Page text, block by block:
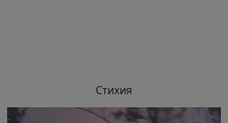
Стихия